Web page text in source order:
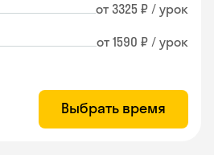
от 3325 ₽ / урок
от 1590 ₽ / урок
Выбрать время